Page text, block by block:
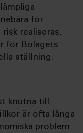
för
risk realiseras,
för Bolagets
ställning.
knutna till
är ofta långa
problem